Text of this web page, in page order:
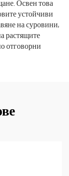
Освен това
устойчиви
на суровини,
растящите
отговорни